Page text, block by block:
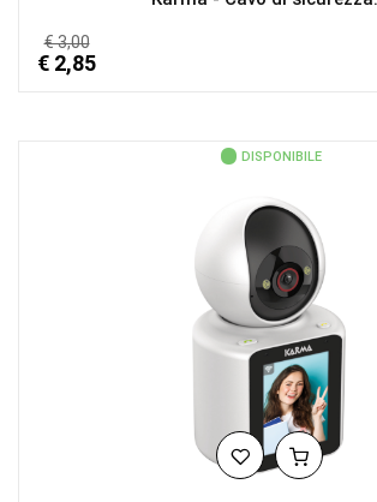
€ 3,00
€ 2,85
DISPONIBILE